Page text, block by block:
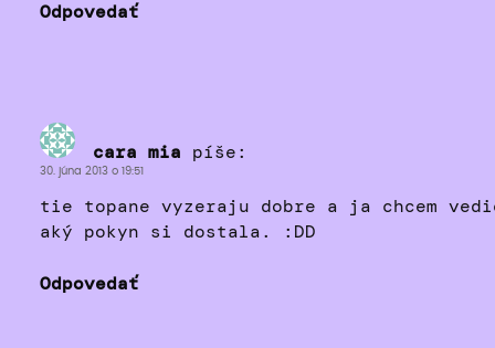
Odpovedať
cara mia píše:
30. júna 2013 o 19:51
tie topane vyzeraju dobre a ja chcem
aký pokyn si dostala. :DD
Odpovedať